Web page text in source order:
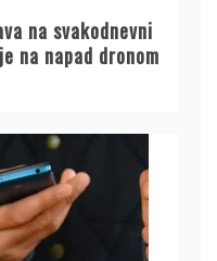
na svakodnevni
na napad dronom